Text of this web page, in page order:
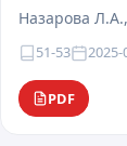
Назарова
51-53 2025-
PDF